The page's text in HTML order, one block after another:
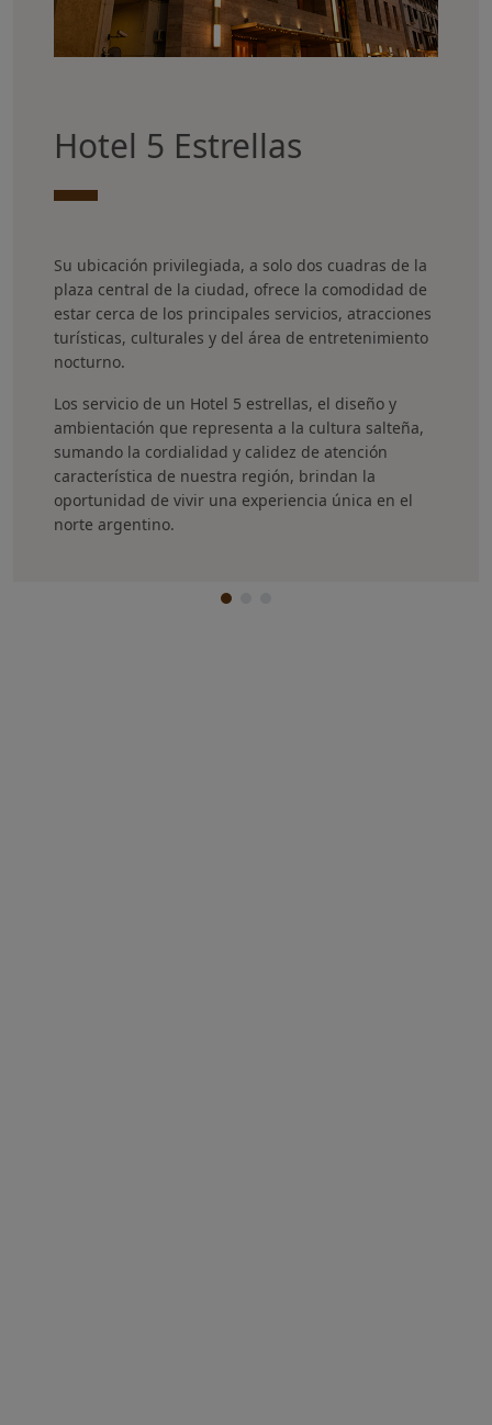
Hotel 5 Estrellas
Su ubicación privilegiada, a solo dos cuadras de la
plaza central de la ciudad, ofrece la comodidad de
estar cerca de los principales servicios, atracciones
turísticas, culturales y del área de entretenimiento
nocturno.
Los servicio de un Hotel 5 estrellas, el diseño y
ambientación que representa a la cultura salteña,
sumando la cordialidad y calidez de atención
característica de nuestra región, brindan la
oportunidad de vivir una experiencia única en el
norte argentino.